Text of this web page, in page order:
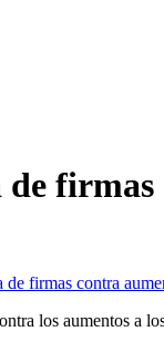
firmas contra
los aumentos a